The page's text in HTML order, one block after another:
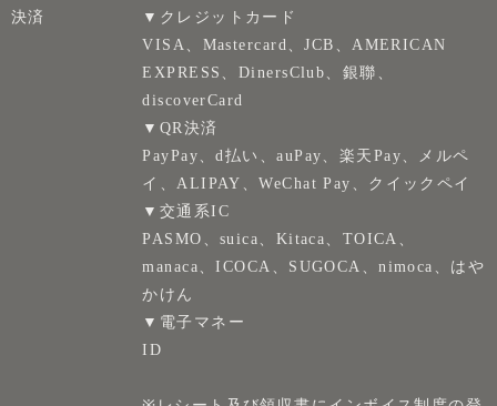
決済
▼クレジットカード
VISA、Mastercard、JCB、AMERICAN
EXPRESS、DinersClub、銀聯、
discoverCard
▼QR決済
PayPay、d払い、auPay、楽天Pay、メルペ
イ、ALIPAY、WeChat Pay、クイックペイ
▼交通系IC
PASMO、suica、Kitaca、TOICA、
manaca、ICOCA、SUGOCA、nimoca、はや
かけん
▼電子マネー
ID